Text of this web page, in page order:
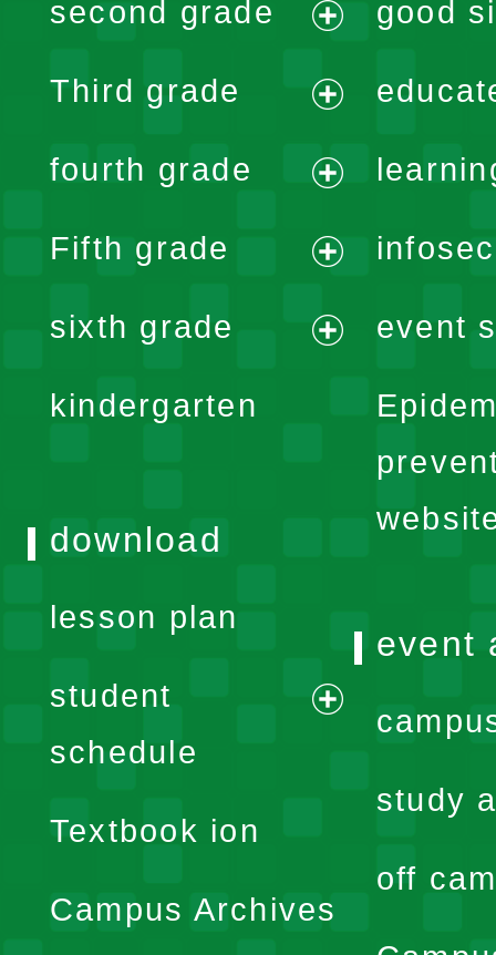
menu
second grade
menu
Third grade
menu
fourth grade
menu
Fifth grade
menu
sixth grade
kindergarten
good
event
download
lesson plan
student
schedule
expand
menu
Textbook ion
Campus Archives
event
study
off